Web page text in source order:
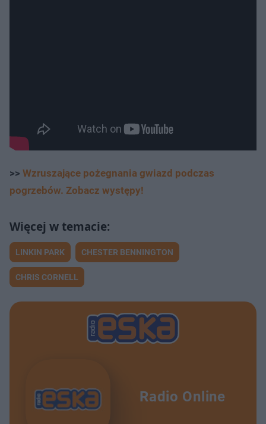
>> Wzruszające pożegnania gwiazd podczas
pogrzebów. Zobacz występy!
LINKIN PARK CHESTER BENNINGTON
CHRIS CORNELL
Radio Online